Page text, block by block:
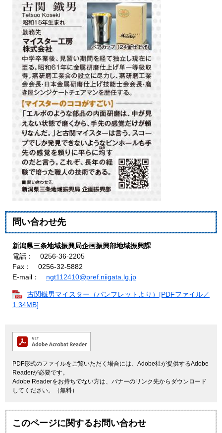
問い合わせ先
新潟県三条地域振興局企画振興部地域振興課
電話： 0256-36-2205
Fax： 0256-32-5882
E-mail： ngt112410@pref.niigata.lg.jp
古関鐡男マイスター（パンフレットより）[PDFファイル／
1.34MB]
PDF形式のファイルをご覧いただく場合には、Adobe社が提供するAdobe
Readerが必要です。
Adobe Readerをお持ちでない方は、バナーのリンク先からダウンロード
してください。（無料）
このページに関するお問い合わせ